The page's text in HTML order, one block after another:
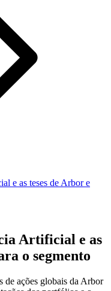
e as teses de Arbor e
Artificial e as
o segmento
de ações globais da Arbor